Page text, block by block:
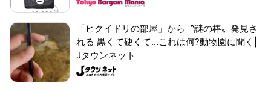
「ヒクイドリの部屋」から〝謎の棒〟発見さ
れる 黒くて硬くて...これは何?動物園に聞く|
Jタウンネット